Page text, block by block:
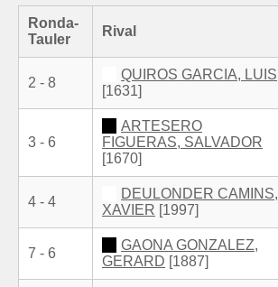
Ronda-
Tauler
Rival
2 - 8
QUIROS GARCIA, LUIS
[1631]
3 - 6
ARTESERO
FIGUERAS, SALVADOR
[1670]
4 - 4
DEULONDER CAMINS,
XAVIER [1997]
7 - 6
GAONA GONZALEZ,
GERARD [1887]